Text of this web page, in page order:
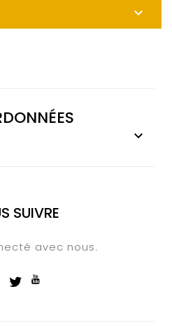


SUIVRE
avec nous.